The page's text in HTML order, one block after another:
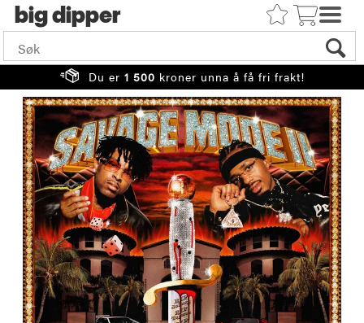
big
Du er 1 500 kroner unna å få fri frakt!